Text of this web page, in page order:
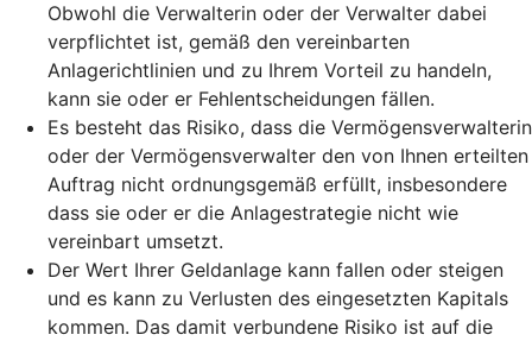
Obwohl die Verwalterin oder der Verwalter dabei
verpflichtet ist, gemäß den vereinbarten
Anlagerichtlinien und zu Ihrem Vorteil zu handeln,
kann sie oder er Fehlentscheidungen fällen.
Es besteht das Risiko, dass die Vermögensverwalterin
oder der Vermögensverwalter den von Ihnen erteilten
Auftrag nicht ordnungsgemäß erfüllt, insbesondere
dass sie oder er die Anlagestrategie nicht wie
vereinbart umsetzt.
Der Wert Ihrer Geldanlage kann fallen oder steigen
und es kann zu Verlusten des eingesetzten Kapitals
kommen. Das damit verbundene Risiko ist auf die